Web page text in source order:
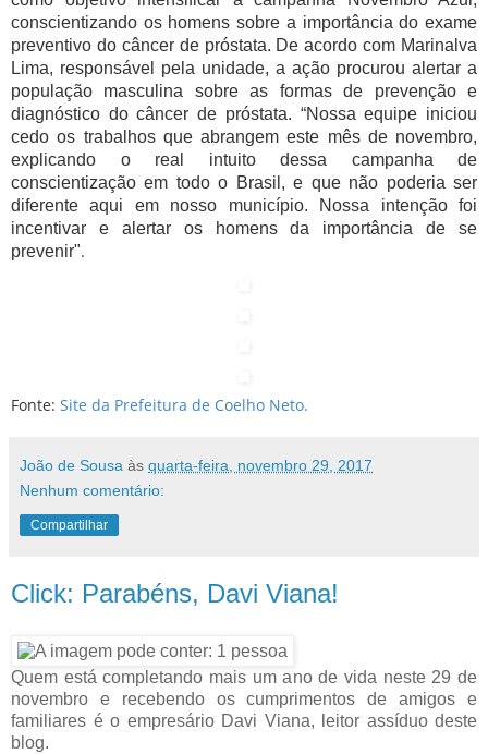
conscientizando os homens sobre a importância do exame
preventivo do câncer de próstata. De acordo com Marinalva
Lima, responsável pela unidade, a ação procurou alertar a
população masculina sobre as formas de prevenção e
diagnóstico do câncer de próstata. “Nossa equipe iniciou
cedo os trabalhos que abrangem este mês de novembro,
explicando o real intuito dessa campanha de
conscientização em todo o Brasil, e que não poderia ser
diferente aqui em nosso município. Nossa intenção foi
incentivar e alertar os homens da importância de se
prevenir".
Fonte: Site da Prefeitura de Coelho Neto.
João de Sousa às quarta-feira, novembro 29, 2017
Nenhum comentário:
Compartilhar
Click: Parabéns, Davi Viana!
Quem está completando mais um ano de vida neste 29 de
novembro e recebendo os cumprimentos de amigos e
familiares é o empresário Davi Viana, leitor assíduo deste
blog.